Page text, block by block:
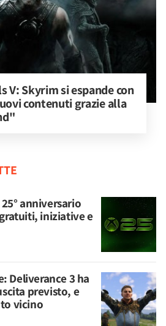
V: Skyrim si espande con
contenuti grazie alla
anniversario
iniziative e
Deliverance 3 ha
previsto, e
vicino